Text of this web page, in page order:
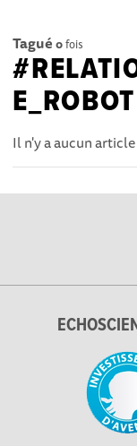
Tagué 0fois
E_ROBOT
Il n'y a aucun